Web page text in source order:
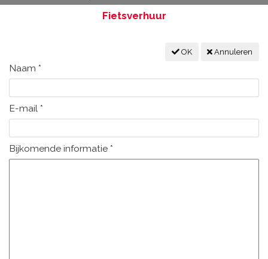
Fietsverhuur
OK Annuleren
Naam *
E-mail *
Bijkomende informatie *